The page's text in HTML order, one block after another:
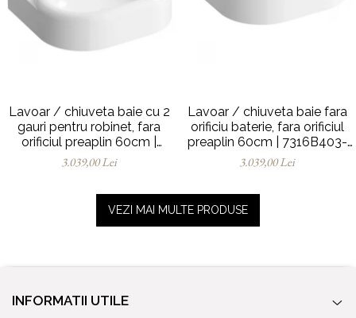
Lavoar / chiuveta baie cu 2
gauri pentru robinet, fara
orificiul preaplin 60cm |
7316B403-1739
3.039,00 Lei
Lavoar / chiuveta baie fara
orificiu baterie, fara orificiul
preaplin 60cm | 7316B403-
0016
3.039,00 Lei
VEZI MAI MULTE PRODUSE
INFORMATII UTILE